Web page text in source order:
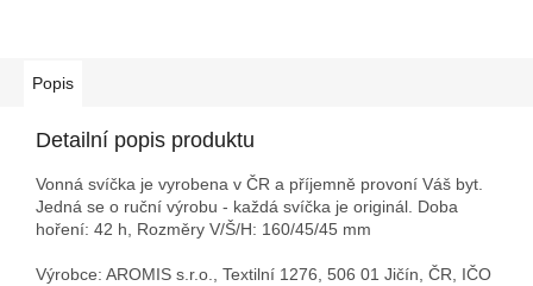
Popis
Detailní popis produktu
Vonná svíčka je vyrobena v ČR a příjemně provoní Váš byt.
Jedná se o ruční výrobu - každá svíčka je originál. Doba
hoření: 42 h, Rozměry V/Š/H: 160/45/45 mm
Výrobce: AROMIS s.r.o., Textilní 1276, 506 01 Jičín, ČR, IČO